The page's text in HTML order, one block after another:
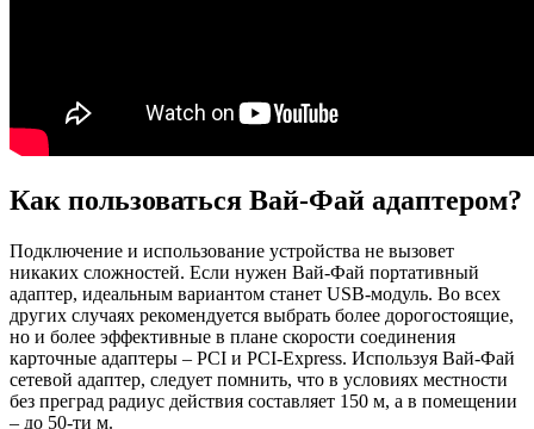
Как пользоваться Вай-Фай адаптером?
Подключение и использование устройства не вызовет
никаких сложностей. Если нужен Вай-Фай портативный
адаптер, идеальным вариантом станет USB-модуль. Во всех
других случаях рекомендуется выбрать более дорогостоящие,
но и более эффективные в плане скорости соединения
карточные адаптеры – PCI и PСI-Express. Используя Вай-Фай
сетевой адаптер, следует помнить, что в условиях местности
без преград радиус действия составляет 150 м, а в помещении
– до 50-ти м.